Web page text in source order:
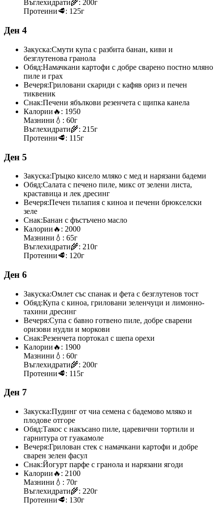
Въглехидрати🌾: 200г
Протеини🥩: 125г
Ден 4
Закуска:Смути купа с разбита банан, киви и
безглутенова гранола
Обяд:Намачкани картофи с добре сварено постно мляно
пиле и грах
Вечеря:Гриловани скариди с кафяв ориз и печен
тиквеник
Снак:Печени ябълкови резенчета с щипка канела
Калории 🔥: 1950
Мазнини 💧: 60г
Въглехидрати🌾: 215г
Протеини🥩: 115г
Ден 5
Закуска:Гръцко кисело мляко с мед и нарязани бадеми
Обяд:Салата с печено пиле, микс от зелени листа,
краставица и лек дресинг
Вечеря:Печен тилапия с киноа и печени брюкселски
зеле
Снак:Банан с фъстъчено масло
Калории 🔥: 2000
Мазнини 💧: 65г
Въглехидрати🌾: 210г
Протеини🥩: 120г
Ден 6
Закуска:Омлет със спанак и фета с безглутенов тост
Обяд:Купа с киноа, гриловани зеленчуци и лимонно-
тахини дресинг
Вечеря:Супа с бавно готвено пиле, добре сварени
оризови нудли и моркови
Снак:Резенчета портокал с шепа орехи
Калории 🔥: 1900
Мазнини 💧: 60г
Въглехидрати🌾: 200г
Протеини🥩: 115г
Ден 7
Закуска:Пудинг от чиа семена с бадемово мляко и
плодове отгоре
Обяд:Такос с накъсано пиле, царевични тортили и
гарнитура от гуакамоле
Вечеря:Грилован стек с намачкани картофи и добре
сварен зелен фасул
Снак:Йогурт парфе с гранола и нарязани ягоди
Калории 🔥: 2100
Мазнини 💧: 70г
Въглехидрати🌾: 220г
Протеини🥩: 130г